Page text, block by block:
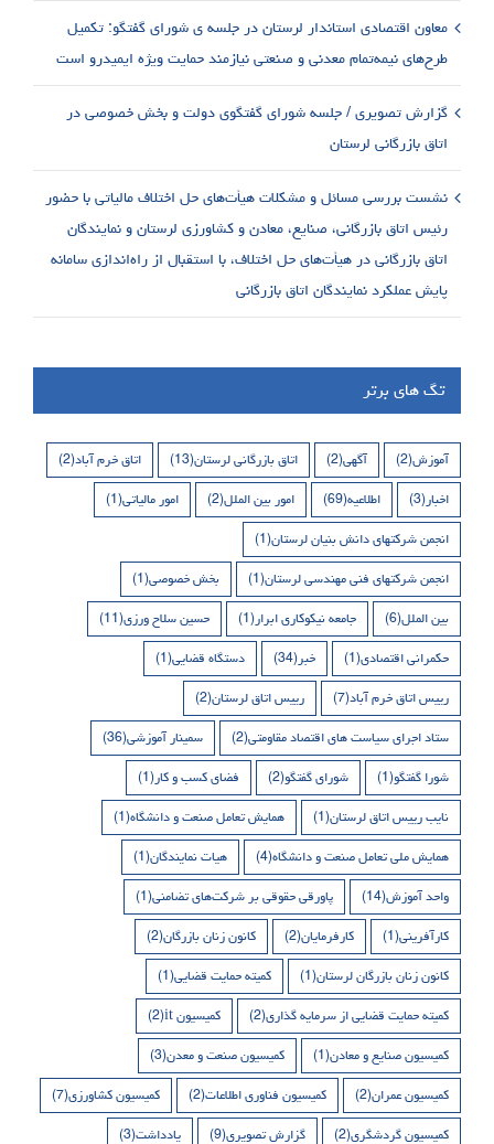
معاون اقتصادی استاندار لرستان در جلسه ی شورای گفتگو: تکمیل
طرح‌های نیمه‌تمام معدنی و صنعتی نیازمند حمایت ویژه ایمیدرو است
گزارش تصویری / جلسه شورای گفتگوی دولت و بخش خصوصی در
اتاق بازرگانی لرستان
نشست بررسی مسائل و مشکلات هیأت‌های حل اختلاف مالیاتی با حضور
رئیس اتاق بازرگانی، صنایع، معادن و کشاورزی لرستان و نمایندگان
اتاق بازرگانی در هیأت‌های حل اختلاف، با استقبال از راه‌اندازی سامانه
پایش عملکرد نمایندگان اتاق بازرگانی
تگ های برتر
آموزش(2) آگهی(2) اتاق بازرگانی لرستان(13) اتاق خرم آباد(2)
اخبار(3) اطلاعیه(69) امور بین الملل(2) امور مالیاتی(1)
انجمن شرکتهای دانش بنیان لرستان(1)
انجمن شرکتهای فنی مهندسی لرستان(1) بخش خصوصی(1)
بین الملل(6) جامعه نیکوکاری ابرار(1) حسین سلاح ورزی(11)
حکمرانی اقتصادی(1) خبر(34) دستگاه قضایی(1)
رییس اتاق خرم آباد(7) رییس اتاق لرستان(2)
ستاد اجرای سیاست های اقتصاد مقاومتی(2) سمینار آموزشی(36)
شورا گفتگو(1) شورای گفتگو(2) فضای کسب و کار(1)
نایب رییس اتاق لرستان(1) همایش تعامل صنعت و دانشگاه(1)
همایش ملی تعامل صنعت و دانشگاه(4) هیات نمایندگان(1)
واحد آموزش(14) پاورقی حقوقی بر شرکت‌های تضامنی(1)
کارآفرینی(1) کارفرمایان(2) کانون زنان بازرگان(2)
کانون زنان بازرگان لرستان(1) کمیته حمایت قضایی(1)
کمیته حمایت قضایی از سرمایه گذاری(2) کمیسیون it (2)
کمیسیون صنایع و معادن(1) کمیسیون صنعت و معدن(3)
کمیسیون عمران(2) کمیسیون فناوری اطلاعات(2) کمیسیون کشاورزی(7)
کمیسیون گردشگری(2) گزارش تصویری(9) یادداشت(3)